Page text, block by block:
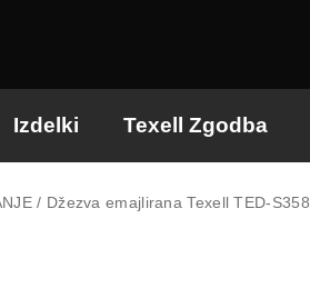
Izdelki Texell Zgodba
/ Džezva emajlirana Texell TED-S358